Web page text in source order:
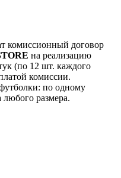
комиссионный договор
на реализацию
(по 12 шт. каждого
комиссии.
по одному
любого размера.